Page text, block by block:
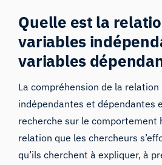
Quelle est la
variables
variables
La compréhension de la
indépendantes et dépendantes
recherche sur le comportement
relation que les chercheurs
qu’ils cherchent à expliquer, à